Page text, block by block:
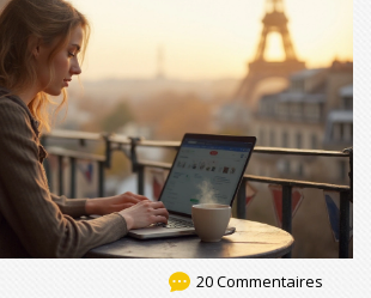
20 Commentaires